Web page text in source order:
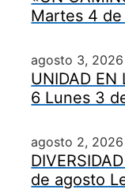
Martes 4
agosto 3, 2026
UNIDAD EN
6 Lunes 3
agosto 2, 2026
de agosto